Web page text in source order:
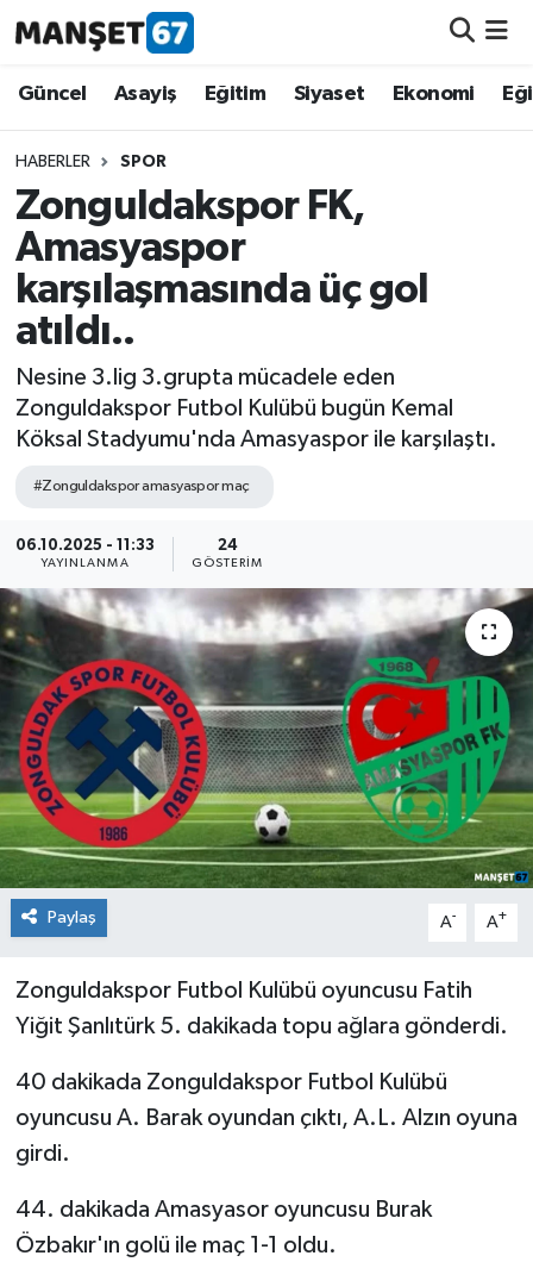
Güncel Asayiş Eğitim Siyaset Ekonomi
HABERLER SPOR
Zonguldakspor FK,
Amasyaspor
karşılaşmasında üç gol
atıldı..
Nesine 3.lig 3.grupta mücadele eden
Zonguldakspor Futbol Kulübü bugün Kemal
Köksal Stadyumu'nda Amasyaspor ile karşılaştı.
#Zonguldakspor amasyaspor maç
06.10.2025 - 11:33
YAYINLANMA
24
GÖSTERIM
Paylaş A- A+
Zonguldakspor Futbol Kulübü oyuncusu Fatih
Yiğit Şanlıtürk 5. dakikada topu ağlara gönderdi.
40 dakikada Zonguldakspor Futbol Kulübü
oyuncusu A. Barak oyundan çıktı, A.L. Alzın oyuna
girdi.
44. dakikada Amasyasor oyuncusu Burak
Özbakır'ın golü ile maç 1-1 oldu.
Güncel
Asayiş
Siyaset
Spor
Eğitim
Ekonomi
Kültür-Sanat
Mizah
Röportaj
Teknoloji